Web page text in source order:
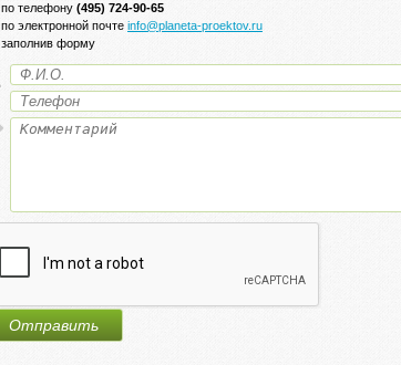
по телефону (495) 724-90-65
по электронной почте info@planeta-proektov.ru
заполнив форму